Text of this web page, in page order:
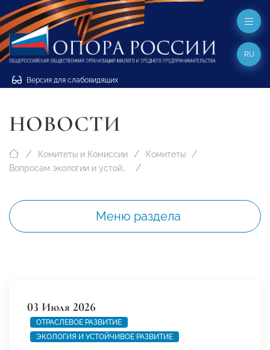
Версия для слабовидящих
RU
НОВОСТИ
Комитеты и Комиссии
Комитеты
Вопросам экологии и устойчивого развития
Меню раздела
03 Июля 2026
ОТРАСЛЕВОЕ РАЗВИТИЕ
ЭКОЛОГИЯ И УСТОЙЧИВОЕ РАЗВИТИЕ